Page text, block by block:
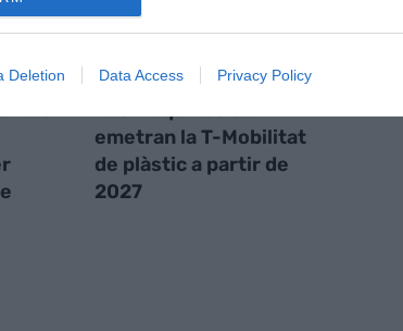
Deletion Data Access Privacy Policy
FGC
Les màquines de TMB
emetran la T-Mobilitat
de plàstic a partir de
2027